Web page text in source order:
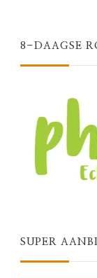
8-DAAGSE
SUPER